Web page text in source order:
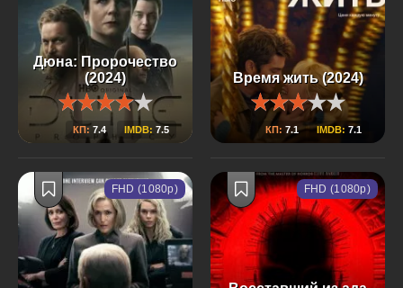
Дюна: Пророчество
(2024)
КП: 7.4 IMDB: 7.5
Время жить (2024)
КП: 7.1 IMDB: 7.1
FHD (1080p) FHD (1080p)